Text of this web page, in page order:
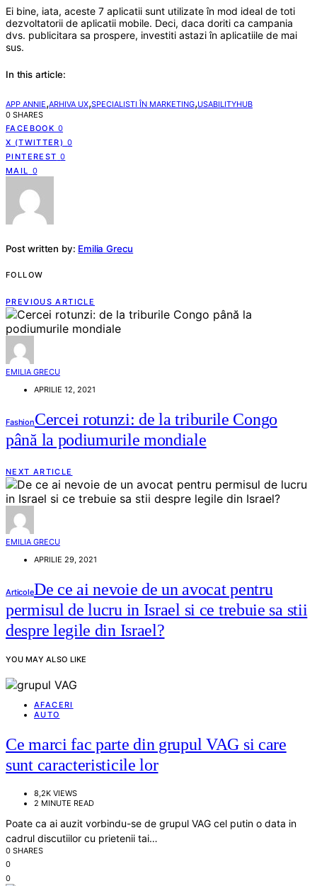
Ei bine, iata, aceste 7 aplicatii sunt utilizate în mod ideal de toti
dezvoltatorii de aplicatii mobile. Deci, daca doriti ca campania
dvs. publicitara sa prospere, investiti astazi în aplicatiile de mai
sus.
In this article:
APP ANNIE,ARHIVA UX,SPECIALISTI ÎN MARKETING,USABILITYHUB
0 SHARES
FACEBOOK 0
X (TWITTER) 0
PINTEREST 0
MAIL 0
Post written by: Emilia Grecu
FOLLOW
PREVIOUS ARTICLE
EMILIA GRECU
APRILIE 12, 2021
FashionCercei rotunzi: de la triburile Congo
până la podiumurile mondiale
NEXT ARTICLE
EMILIA GRECU
APRILIE 29, 2021
ArticoleDe ce ai nevoie de un avocat pentru
permisul de lucru in Israel si ce trebuie sa stii
despre legile din Israel?
YOU MAY ALSO LIKE
AFACERI
AUTO
Ce marci fac parte din grupul VAG si care
sunt caracteristicile lor
8,2K VIEWS
2 MINUTE READ
Poate ca ai auzit vorbindu-se de grupul VAG cel putin o data in
cadrul discutiilor cu prietenii tai…
0 SHARES
0
0